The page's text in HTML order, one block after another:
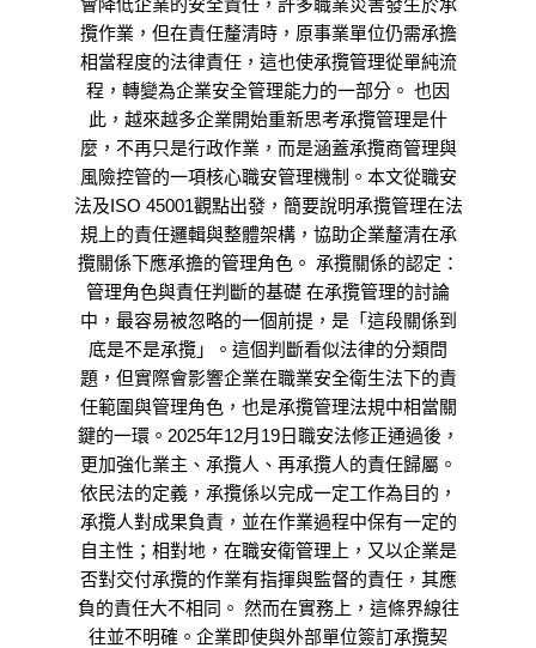
會降低企業的安全責任，許多職業災害發生於承
攬作業，但在責任釐清時，原事業單位仍需承擔
相當程度的法律責任，這也使承攬管理從單純流
程，轉變為企業安全管理能力的一部分。 也因
此，越來越多企業開始重新思考承攬管理是什
麼，不再只是行政作業，而是涵蓋承攬商管理與
風險控管的一項核心職安管理機制。本文從職安
法及ISO 45001觀點出發，簡要說明承攬管理在法
規上的責任邏輯與整體架構，協助企業釐清在承
攬關係下應承擔的管理角色。 承攬關係的認定：
管理角色與責任判斷的基礎 在承攬管理的討論
中，最容易被忽略的一個前提，是「這段關係到
底是不是承攬」。這個判斷看似法律的分類問
題，但實際會影響企業在職業安全衛生法下的責
任範圍與管理角色，也是承攬管理法規中相當關
鍵的一環。2025年12月19日職安法修正通過後，
更加強化業主、承攬人、再承攬人的責任歸屬。
依民法的定義，承攬係以完成一定工作為目的，
承攬人對成果負責，並在作業過程中保有一定的
自主性；相對地，在職安衛管理上，又以企業是
否對交付承攬的作業有指揮與監督的責任，其應
負的責任大不相同。 然而在實務上，這條界線往
往並不明確。企業即使與外部單位簽訂承攬契